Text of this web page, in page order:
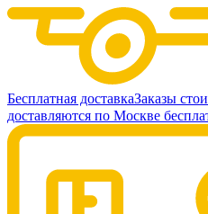
Бесплатная доставкаЗаказы
доставляются по Москве